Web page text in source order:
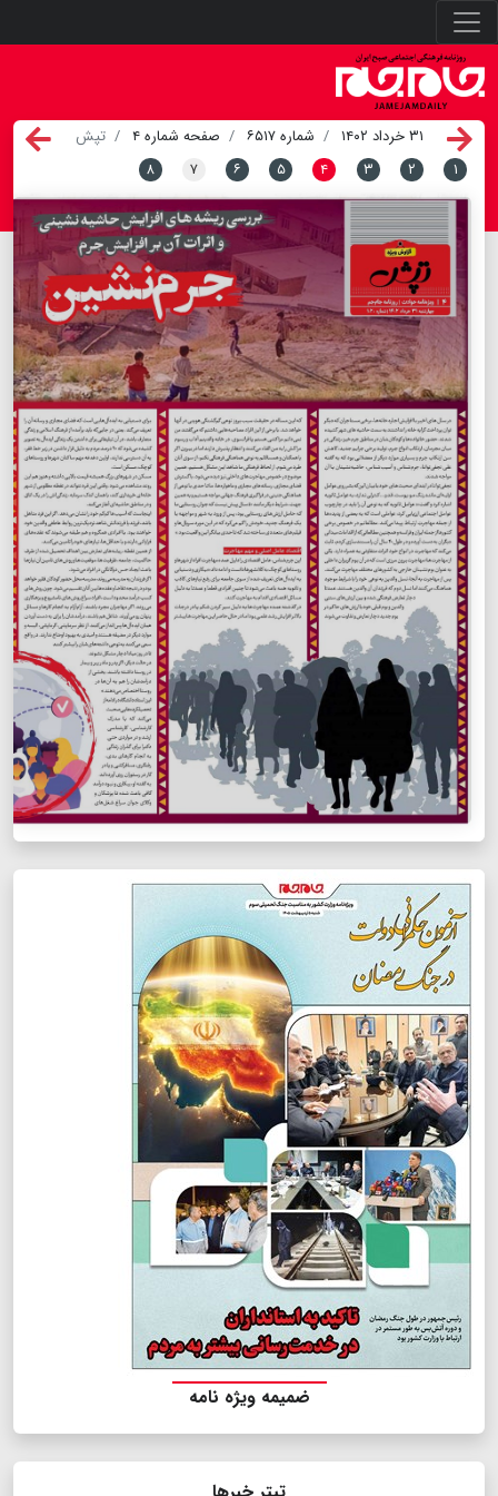
۳۱ خرداد ۱۴۰۲ شماره ۶۵۱۷ صفحه شماره ۴
تپش
۱
۲ ۳ ۴ ۵ ۶ ۷ ۸
ضمیمه ویژه نامه